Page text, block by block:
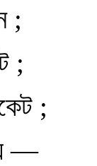
;
;
;
—